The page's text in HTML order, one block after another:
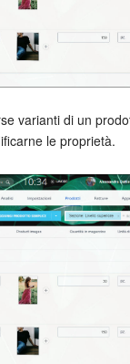
varianti di un
le proprietà.